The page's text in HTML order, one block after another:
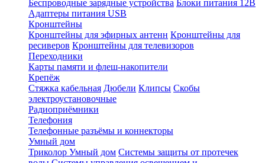
Беспроводные зарядные устройства Блоки питания 12В
Адаптеры питания USB
Кронштейны
Кронштейны для эфирных антенн Кронштейны для
ресиверов Кронштейны для телевизоров
Переходники
Карты памяти и флеш-накопители
Крепёж
Стяжка кабельная Дюбели Клипсы Скобы
электроустановочные
Радиоприёмники
Телефония
Телефонные разъёмы и коннекторы
Умный дом
Триколор Умный дом Системы защиты от протечек